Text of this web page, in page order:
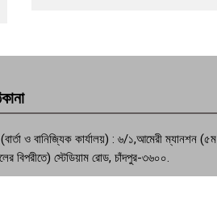
ও বানিজ্যিক কার্যালয়) : ৬/১,আমেরী ম্যানশন (৫ম
বিপরীতে) স্টেডিয়াম রোড, চাঁদপুর-৩৬০০.